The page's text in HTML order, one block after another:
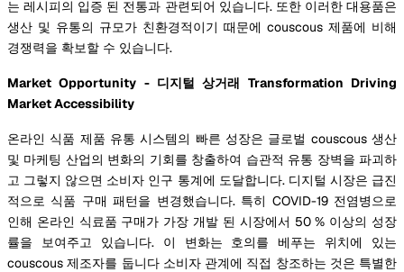
는 레시피의 입증 된 전통과 관련되어 있습니다. 또한 이러한 대용품은
생산 및 유통의 규모가 친환경적이기 때문에 couscous 제품에 비해
경쟁력을 확보할 수 있습니다.
Market Opportunity - 디지털 상거래 Transformation Driving
Market Accessibility
온라인 식품 제품 유통 시스템의 빠른 성장은 글로벌 couscous 생산
및 마케팅 산업의 변화의 기회를 창출하여 습관적 유통 장벽을 파괴하
고 그렇지 않으면 소비자 인구 통계에 도달합니다. 디지털 시장은 급진
적으로 식품 구매 패턴을 변경했습니다. 특히 COVID-19 전염병으로
인해 온라인 식료품 구매가 가장 개발 된 시장에서 50 % 이상의 성장
률을 보여주고 있습니다. 이 변화는 호의를 베푸는 위치에 있는
couscous 제조자를 둡니다 소비자 관계에 직접 창조하는 것은 특별한